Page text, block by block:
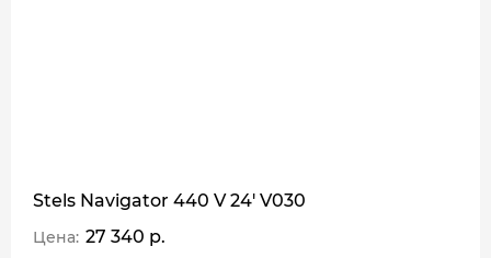
Stels Navigator 440 V 24' V030
Цена: 27 340 р.